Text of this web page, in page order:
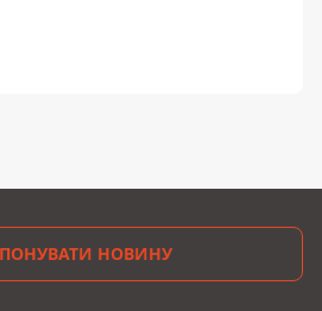
НОВИНУ